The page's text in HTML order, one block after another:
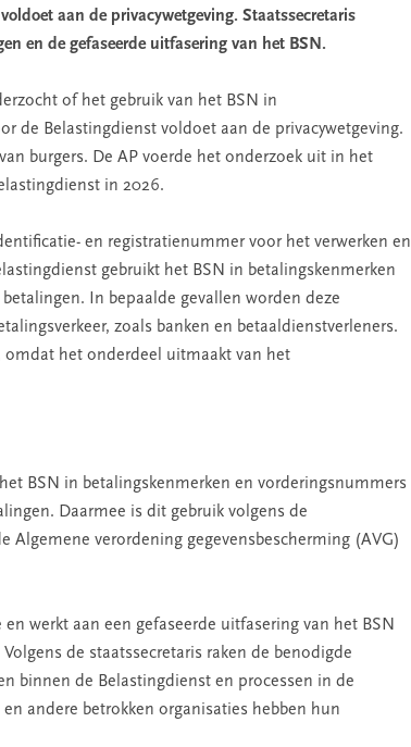
aan de privacywetgeving. Staatssecretaris
en de gefaseerde uitfasering van het BSN.
of het gebruik van het BSN in
de Belastingdienst voldoet aan de privacywetgeving.
burgers. De AP voerde het onderzoek uit in het
in 2026.
en registratienummer voor het verwerken en
gebruikt het BSN in betalingskenmerken
In bepaalde gevallen worden deze
zoals banken en betaaldienstverleners.
het onderdeel uitmaakt van het
BSN in betalingskenmerken en vorderingsnummers
Daarmee is dit gebruik volgens de
verordening gegevensbescherming (AVG)
werkt aan een gefaseerde uitfasering van het BSN
de staatssecretaris raken de benodigde
binnen de Belastingdienst en processen in de
andere betrokken organisaties hebben hun